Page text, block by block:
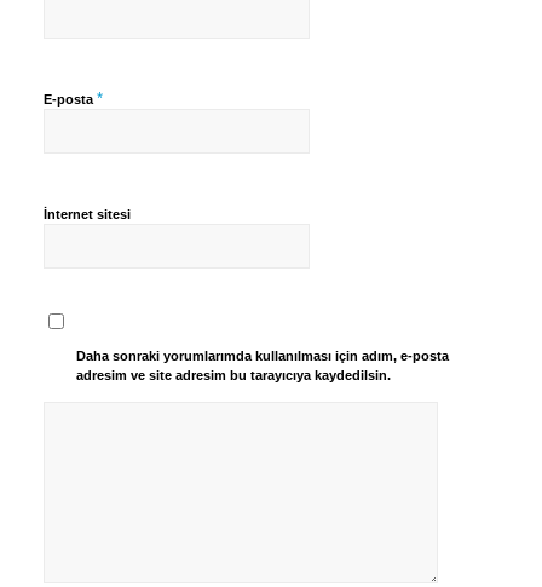
E-posta *
İnternet sitesi
Daha sonraki yorumlarımda kullanılması için adım, e-posta
adresim ve site adresim bu tarayıcıya kaydedilsin.